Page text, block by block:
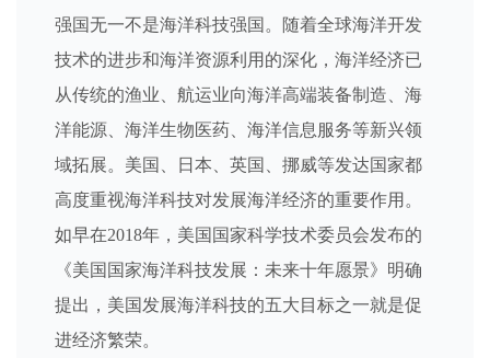
强国无一不是海洋科技强国。随着全球海洋开发
技术的进步和海洋资源利用的深化，海洋经济已
从传统的渔业、航运业向海洋高端装备制造、海
洋能源、海洋生物医药、海洋信息服务等新兴领
域拓展。美国、日本、英国、挪威等发达国家都
高度重视海洋科技对发展海洋经济的重要作用。
如早在2018年，美国国家科学技术委员会发布的
《美国国家海洋科技发展：未来十年愿景》明确
提出，美国发展海洋科技的五大目标之一就是促
进经济繁荣。